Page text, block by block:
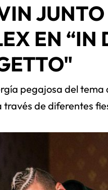
EN “IN
pegajosa del tema
través de diferentes